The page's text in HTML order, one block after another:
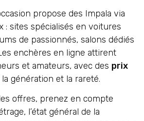
propose des Impala via
: sites spécialisés en voitures
de passionnés, salons dédiés
enchères en ligne attirent
et amateurs, avec des prix
génération et la rareté.
offres, prenez en compte
l’état général de la